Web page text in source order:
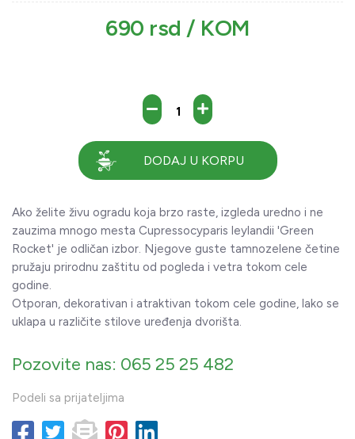
690 rsd / KOM
DODAJ U KORPU
Ako želite živu ogradu koja brzo raste, izgleda uredno i ne
zauzima mnogo mesta Cupressocyparis leylandii 'Green
Rocket' je odličan izbor. Njegove guste tamnozelene četine
pružaju prirodnu zaštitu od pogleda i vetra tokom cele
godine.
Otporan, dekorativan i atraktivan tokom cele godine, lako se
uklapa u različite stilove uređenja dvorišta.
Pozovite nas: 065 25 25 482
Podeli sa prijateljima